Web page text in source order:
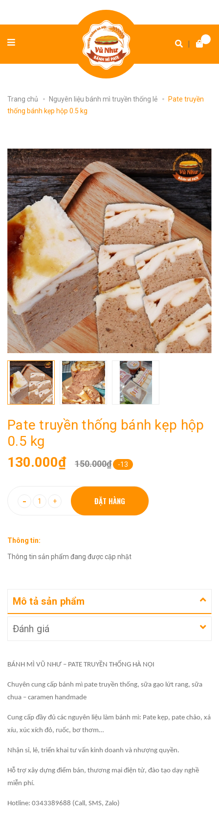
|
Trang chủ Nguyên liệu bánh mì truyền thống lẻ
Pate truyền
thống bánh kẹp hộp 0.5 kg
Pate truyền thống bánh kẹp hộp
0.5 kg
130.000₫
150.000₫ -13
- + ĐẶT HÀNG
Thông tin:
Thông tin sản phẩm đang được cập nhật
Mô tả sản phẩm
Đánh giá
BÁNH MÌ VŨ NHƯ – PATE TRUYỀN THỐNG HÀ NỘI
Chuyên cung cấp bánh mì pate truyền thống, sữa gạo lứt rang, sữa
chua – caramen handmade
Cung cấp đầy đủ các nguyên liệu làm bánh mì: Pate kẹp, pate chảo, xá
xíu, xúc xích đỏ, ruốc, bơ thơm…
Nhận sỉ, lẻ, triển khai tư vấn kinh doanh và nhượng quyền.
Hỗ trợ xây dựng điểm bán, thương mại điện tử, đào tạo dạy nghề
miễn phí.
Hotline: 0343389688 (Call, SMS, Zalo)